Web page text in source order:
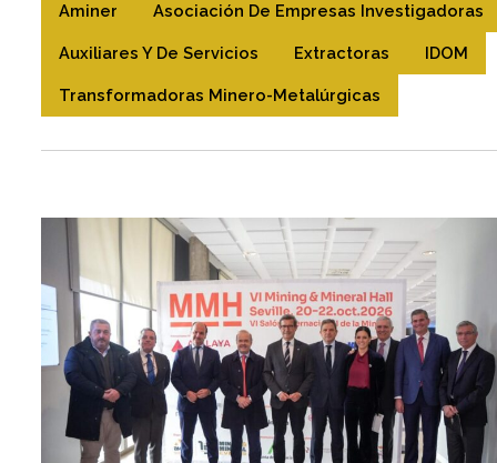
Aminer Asociación De Empresas Investigadoras
Auxiliares Y De Servicios Extractoras IDOM
Transformadoras Minero-Metalúrgicas